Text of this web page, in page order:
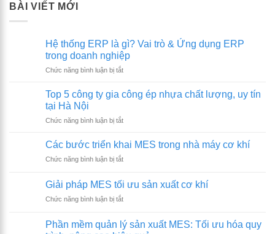
BÀI VIẾT MỚI
Hệ thống ERP là gì? Vai trò & Ứng dụng ERP
trong doanh nghiệp
Chức năng bình luận bị tắtở
thống
gì?
trò
Ứng
ERP
Top 5 công ty gia công ép nhựa chất lượng, uy tín
tại Hà Nội
Chức năng bình luận bị tắtở
5
ty
công
nhựa
lượng,
Các bước triển khai MES trong nhà máy cơ khí
Chức năng bình luận bị tắtở
bước
triển
khai
trong
nhà
Giải pháp MES tối ưu sản xuất cơ khí
Chức năng bình luận bị tắtở
pháp
MES
Phần mềm quản lý sản xuất MES: Tối ưu hóa quy